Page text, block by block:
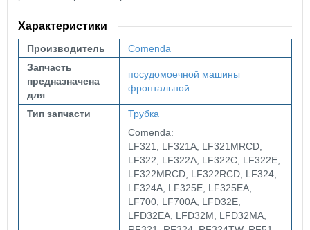
Характеристики
Производитель
Comenda
Запчасть
предназначена
для
посудомоечной машины
фронтальной
Тип запчасти Трубка
Comenda:
LF321, LF321A, LF321MRCD,
LF322, LF322A, LF322C, LF322E,
LF322MRCD, LF322RCD, LF324,
LF324A, LF325E, LF325EA,
LF700, LF700A, LFD32E,
LFD32EA, LFD32M, LFD32MA,